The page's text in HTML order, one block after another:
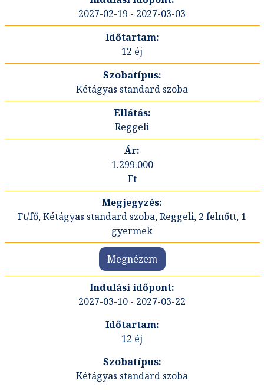
2027-02-19 - 2027-03-03
12 éj
Kétágyas standard szoba
Reggeli
1.299.000
Ft
Ft/fő, Kétágyas standard szoba, Reggeli, 2 felnőtt, 1
gyermek
Megnézem
2027-03-10 - 2027-03-22
12 éj
Kétágyas standard szoba